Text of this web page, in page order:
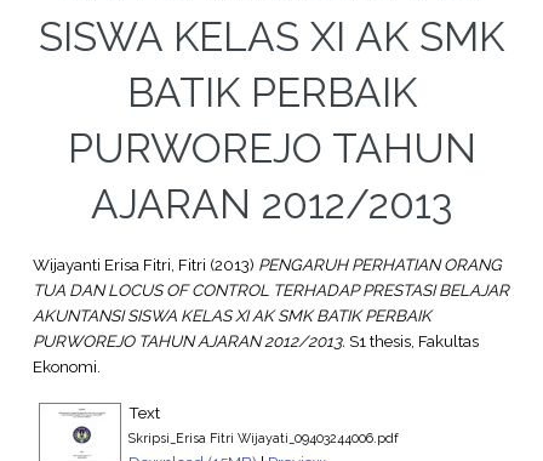
SISWA KELAS XI AK SMK
BATIK PERBAIK
PURWOREJO TAHUN
AJARAN 2012/2013
Wijayanti Erisa Fitri, Fitri (2013) PENGARUH PERHATIAN ORANG
TUA DAN LOCUS OF CONTROL TERHADAP PRESTASI BELAJAR
AKUNTANSI SISWA KELAS XI AK SMK BATIK PERBAIK
PURWOREJO TAHUN AJARAN 2012/2013. S1 thesis, Fakultas
Ekonomi.
Text
Skripsi_Erisa Fitri Wijayati_09403244006.pdf